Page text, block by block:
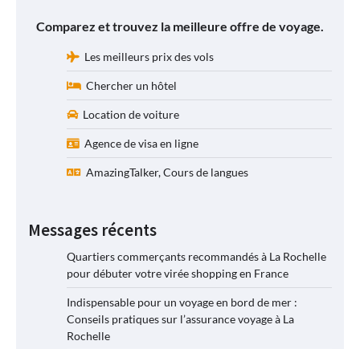
Comparez et trouvez la meilleure offre de voyage.
Les meilleurs prix des vols
Chercher un hôtel
Location de voiture
Agence de visa en ligne
AmazingTalker, Cours de langues
Messages récents
Quartiers commerçants recommandés à La Rochelle
pour débuter votre virée shopping en France
Indispensable pour un voyage en bord de mer :
Conseils pratiques sur l’assurance voyage à La
Rochelle